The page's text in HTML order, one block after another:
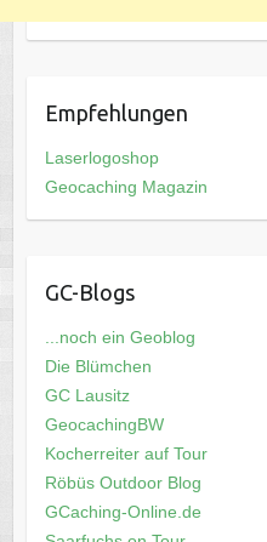
Empfehlungen
Laserlogoshop
Geocaching Magazin
GC-Blogs
...noch ein Geoblog
Die Blümchen
GC Lausitz
GeocachingBW
Kocherreiter auf Tour
Röbüs Outdoor Blog
GCaching-Online.de